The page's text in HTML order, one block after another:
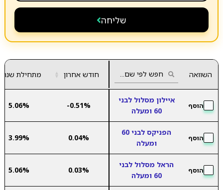
שליחה
השוואה חודש אחרון ▲
▼ מתחילת שנה
הוסף
איילון מסלול לבני
60 ומעלה
-0.51%
5.06%
הוסף
הפניקס לבני 60
ומעלה
0.04%
3.99%
הוסף
הראל מסלול לבני
60 ומעלה
0.03%
5.06%